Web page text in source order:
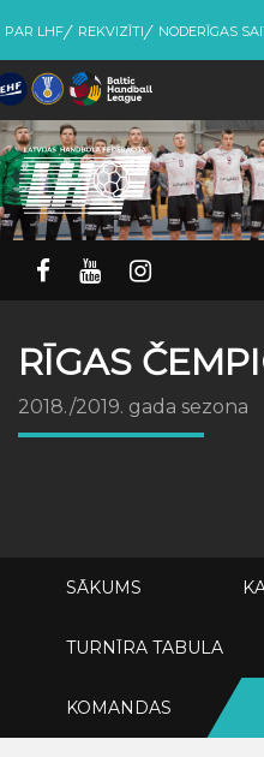
PAR LHF REKVIZĪTI NODERĪGAS
RĪGAS
2018./2019. gada sezona
SĀKUMS
TURNĪRA TABULA
KOMANDAS